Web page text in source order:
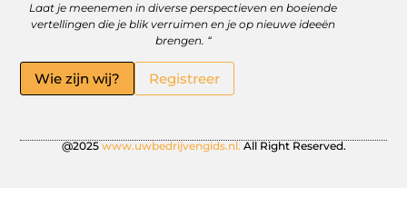
Laat je meenemen in diverse perspectieven en boeiende
vertellingen die je blik verruimen en je op nieuwe ideeën
brengen. “
Wie zijn wij? Registreer
@2025 www.uwbedrijvengids.nl. All Right Reserved.